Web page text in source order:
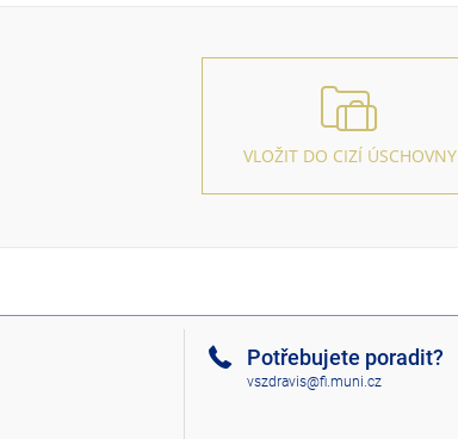
VLOŽIT DO CIZÍ ÚSCHOVNY
Potřebujete poradit?
vszdravis@fi.muni.cz